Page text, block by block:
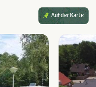
Auf der Karte